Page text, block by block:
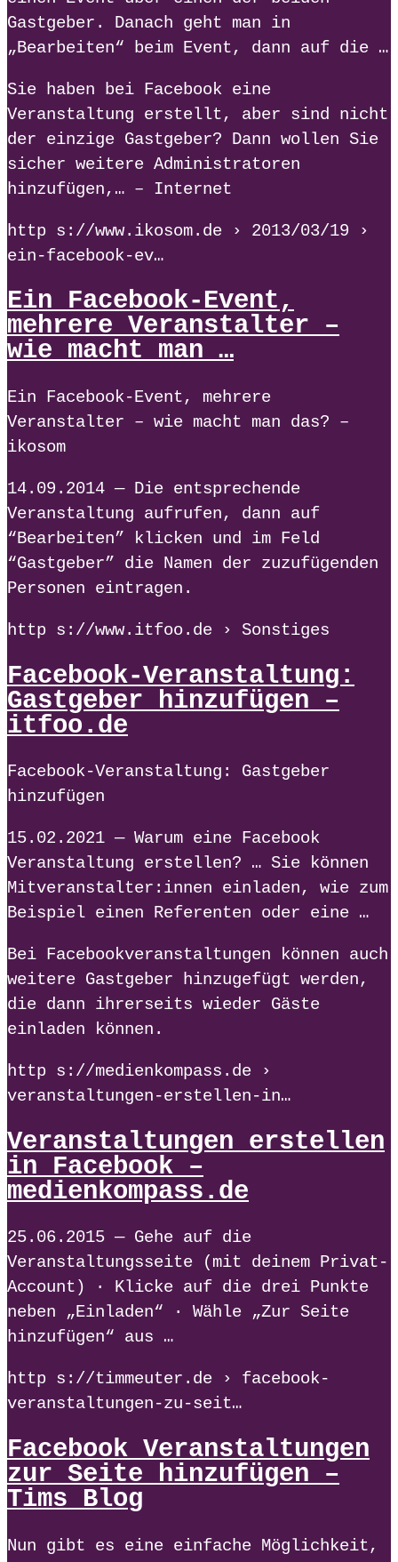
Gastgeber. Danach geht man in
„Bearbeiten“ beim Event, dann auf die …
Sie haben bei Facebook eine
Veranstaltung erstellt, aber sind nicht
der einzige Gastgeber? Dann wollen Sie
sicher weitere Administratoren
hinzufügen,… – Internet
http s://www.ikosom.de › 2013/03/19 ›
ein-facebook-ev…
Ein Facebook-Event,
mehrere Veranstalter –
wie macht man …
Ein Facebook-Event, mehrere
Veranstalter – wie macht man das? –
ikosom
14.09.2014 — Die entsprechende
Veranstaltung aufrufen, dann auf
“Bearbeiten” klicken und im Feld
“Gastgeber” die Namen der zuzufügenden
Personen eintragen.
http s://www.itfoo.de › Sonstiges
Facebook-Veranstaltung:
Gastgeber hinzufügen –
itfoo.de
Facebook-Veranstaltung: Gastgeber
hinzufügen
15.02.2021 — Warum eine Facebook
Veranstaltung erstellen? … Sie können
Mitveranstalter:innen einladen, wie zum
Beispiel einen Referenten oder eine …
Bei Facebookveranstaltungen können auch
weitere Gastgeber hinzugefügt werden,
die dann ihrerseits wieder Gäste
einladen können.
http s://medienkompass.de ›
veranstaltungen-erstellen-in…
Veranstaltungen erstellen
in Facebook –
medienkompass.de
25.06.2015 — Gehe auf die
Veranstaltungsseite (mit deinem Privat-
Account) · Klicke auf die drei Punkte
neben „Einladen“ · Wähle „Zur Seite
hinzufügen“ aus …
http s://timmeuter.de › facebook-
veranstaltungen-zu-seit…
Facebook Veranstaltungen
zur Seite hinzufügen –
Tims Blog
Nun gibt es eine einfache Möglichkeit,